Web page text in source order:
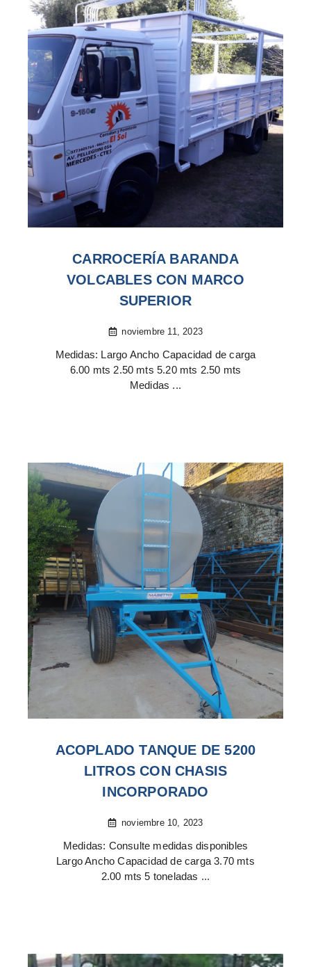
CARROCERÍA BARANDA
VOLCABLES CON MARCO
SUPERIOR
noviembre 11, 2023
Medidas: Largo Ancho Capacidad de carga
6.00 mts 2.50 mts 5.20 mts 2.50 mts
Medidas ...
ACOPLADO TANQUE DE 5200
LITROS CON CHASIS
INCORPORADO
noviembre 10, 2023
Medidas: Consulte medidas disponibles
Largo Ancho Capacidad de carga 3.70 mts
2.00 mts 5 toneladas ...